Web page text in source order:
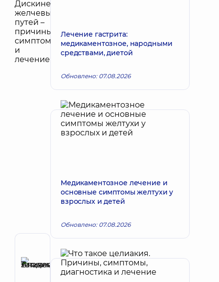
Автор
Аникеева
Татьяна
Запись к врачу
Лечение гастрита:
медикаментозное, народными
средствами, диетой
Обновлено: 07.08.2026
Медикаментозное лечение и
основные симптомы желтухи у
взрослых и детей
Обновлено: 07.08.2026